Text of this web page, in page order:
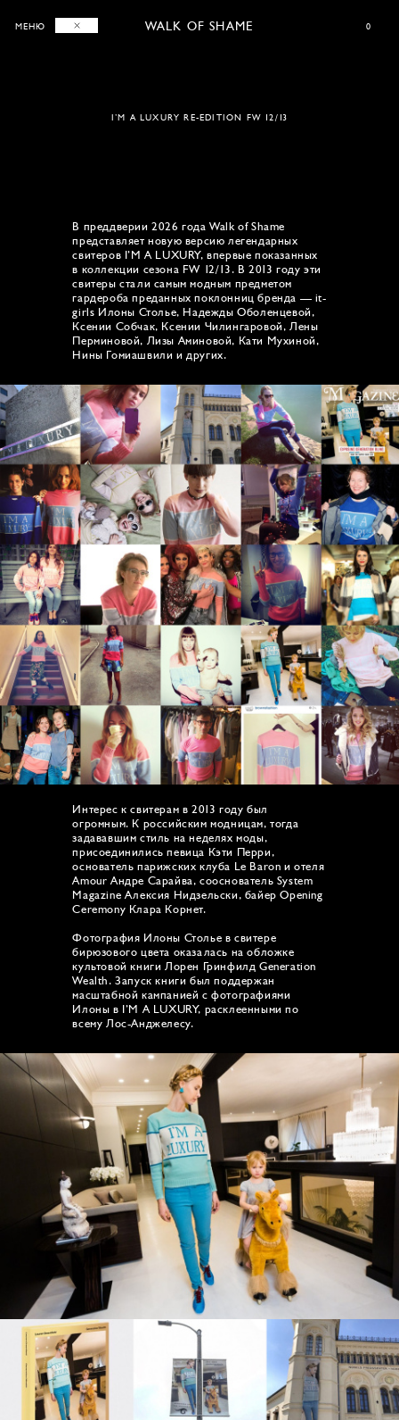
МЕНЮ WALK OF SHAME 0
I’M A LUXURY RE-EDITION FW 12/13
В преддверии 2026 года Walk of Shame
представляет новую версию легендарных
свитеров I’M A LUXURY, впервые показанных
в коллекции сезона FW 12/13. В 2013 году эти
свитеры стали самым модным предметом
гардероба преданных поклонниц бренда — it-
girls Илоны Столье, Надежды Оболенцевой,
Ксении Собчак, Ксении Чилингаровой, Лены
Перминовой, Лизы Аминовой, Кати Мухиной,
Нины Гомиашвили и других.
Интерес к свитерам в 2013 году был
огромным. К российским модницам, тогда
задававшим стиль на неделях моды,
присоединились певица Кэти Перри,
основатель парижских клуба Le Baron и отеля
Amour Андре Сарайва, сооснователь System
Magazine Алексия Нидзельски, байер Opening
Ceremony Клара Корнет.
Фотография Илоны Столье в свитере
бирюзового цвета оказалась на обложке
культовой книги Лорен Гринфилд Generation
Wealth. Запуск книги был поддержан
масштабной кампанией с фотографиями
Илоны в I’M A LUXURY, расклеенными по
всему Лос-Анджелесу.